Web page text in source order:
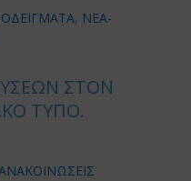
, ΝΕΑ-
ΣΤΟΝ
ΤΥΠΟ.